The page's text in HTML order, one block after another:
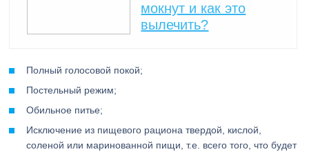
мокнут и как это
вылечить?
Полный голосовой покой;
Постельный режим;
Обильное питье;
Исключение из пищевого рациона твердой, кислой,
соленой или маринованной пищи, т.е. всего того, что будет